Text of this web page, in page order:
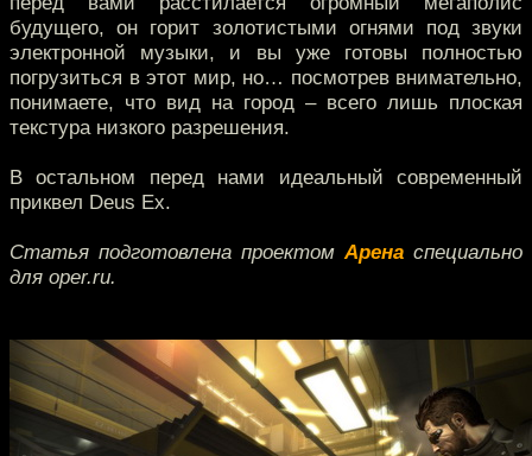
будущего, он горит золотистыми огнями под звуки
электронной музыки, и вы уже готовы полностью
погрузиться в этот мир, но… посмотрев внимательно,
понимаете, что вид на город – всего лишь плоская
текстура низкого разрешения.
В остальном перед нами идеальный современный
приквел Deus Ex.
Статья подготовлена проектомАрена специально
для oper.ru.